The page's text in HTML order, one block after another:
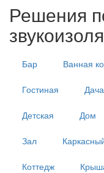
Решения
Бар Ванная
Гостиная Дача
Детская Дом
Зал
Коттедж